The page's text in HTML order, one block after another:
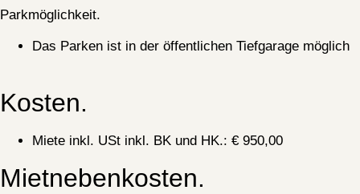
Parkmöglichkeit.
Das Parken ist in der öffentlichen Tiefgarage möglich
Kosten.
Miete inkl. USt inkl. BK und HK.: € 950,00
Mietnebenkosten.